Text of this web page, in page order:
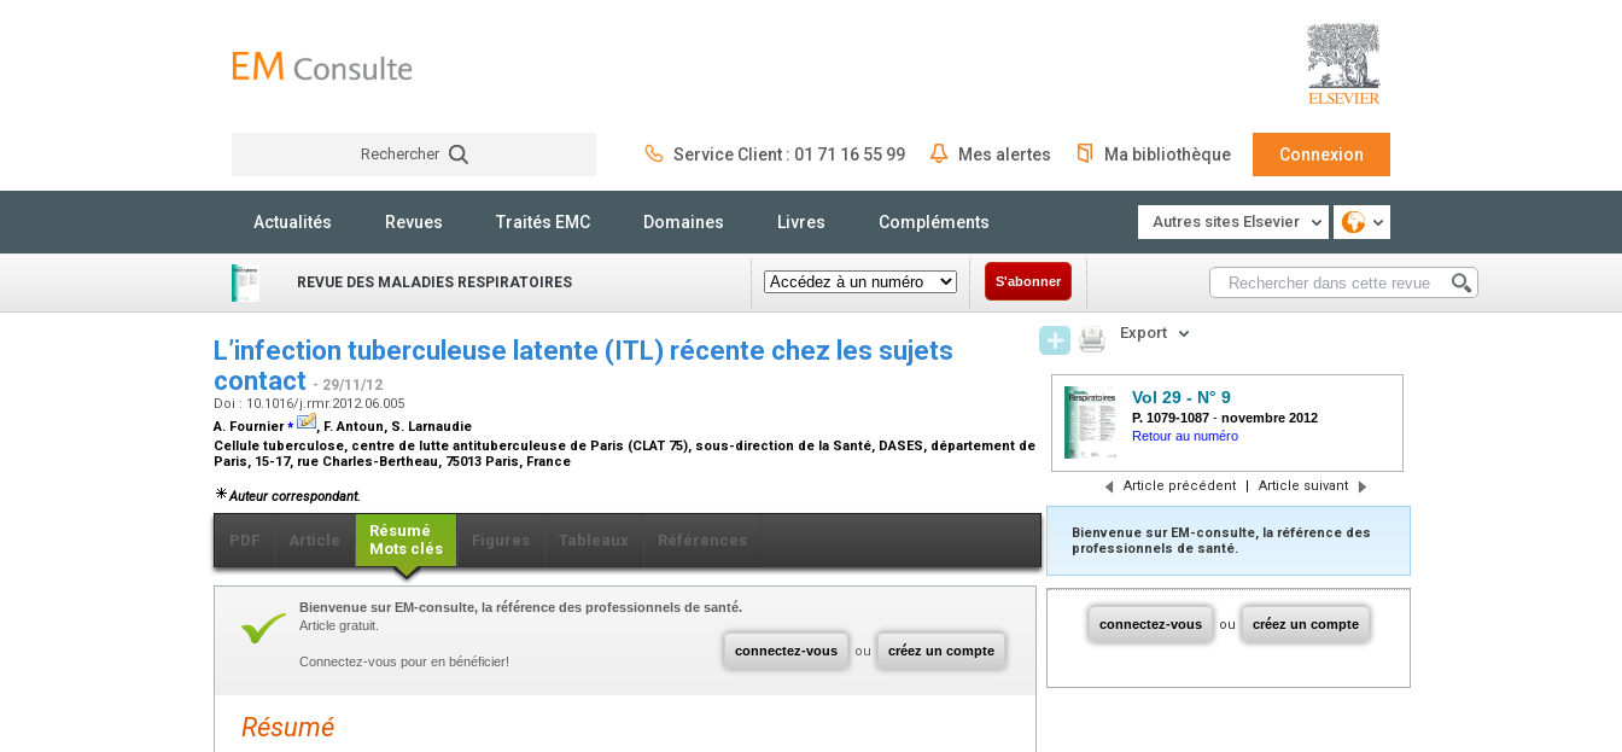
Rechercher Service Client : 01 71 16 55 99 Mes alertes Ma bibliothèque Connexion
Actualités Revues Traités EMC Domaines Livres Compléments Autres sites Elsevier
REVUE DES MALADIES RESPIRATOIRES S'abonner
L’infection tuberculeuse latente (ITL) récente chez les sujets
contact - 29/11/12
Doi : 10.1016/j.rmr.2012.06.005
A. Fournier⁎
, F. Antoun, S. Larnaudie
Cellule tuberculose, centre de lutte antituberculeuse de Paris (CLAT 75), sous-direction de la Santé, DASES, département de
Paris, 15-17, rue Charles-Bertheau, 75013 Paris, France
Auteur correspondant.
PDF Article
Résumé
Mots clés
Figures Tableaux Références
connectez-vous ou créez un compte
Bienvenue sur EM-consulte, la référence des professionnels de santé.
Article gratuit.
Connectez-vous pour en bénéficier!
Résumé
Export
Vol 29 - N° 9
P. 1079-1087 - novembre 2012
Retour au numéro
Article précédent | Article suivant
Bienvenue sur EM-consulte, la référence des
professionnels de santé.
connectez-vous ou créez un compte